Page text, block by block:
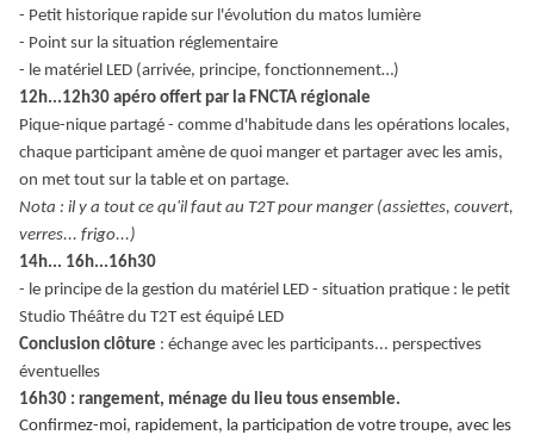
- Petit historique rapide sur l'évolution du matos lumière
- Point sur la situation réglementaire
- le matériel LED (arrivée, principe, fonctionnement…)
12h...12h30 apéro offert par la FNCTA régionale
Pique-nique partagé - comme d'habitude dans les opérations locales,
chaque participant amène de quoi manger et partager avec les amis,
on met tout sur la table et on partage.
Nota : il y a tout ce qu'il faut au T2T pour manger (assiettes, couvert,
verres... frigo...)
14h... 16h...16h30
- le principe de la gestion du matériel LED - situation pratique : le petit
Studio Théâtre du T2T est équipé LED
Conclusion clôture : échange avec les participants... perspectives
éventuelles
16h30 : rangement, ménage du lieu tous ensemble.
Confirmez-moi, rapidement, la participation de votre troupe, avec les